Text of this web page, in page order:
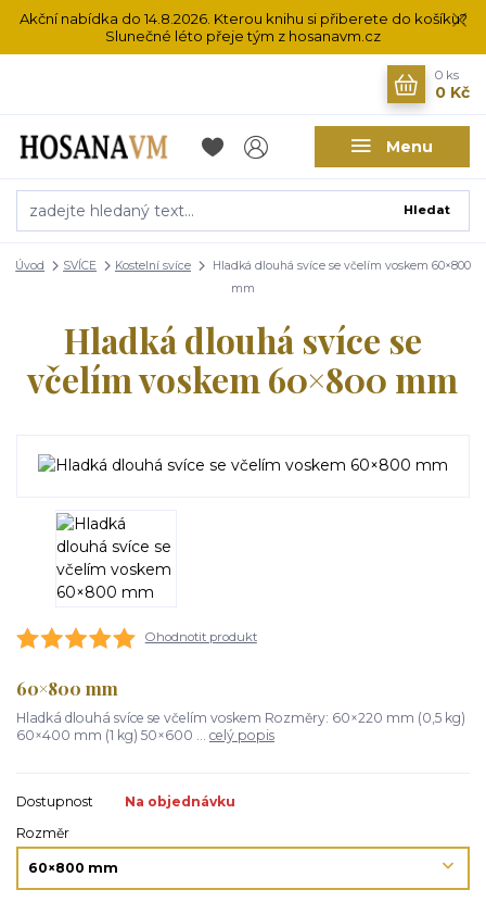
Akční nabídka do 14.8.2026. Kterou knihu si přiberete do košíku?
Slunečné léto přeje tým z hosanavm.cz
Menu
Hledat
0 ks
0 Kč
Úvod SVÍCE Kostelní svíce
Hladká dlouhá svíce se včelím voskem 60×800
mm
Hladká dlouhá svíce se
včelím voskem 60×800 mm
Ohodnotit produkt
60×800 mm
Hladká dlouhá svíce se včelím voskem Rozměry: 60×220 mm (0,5 kg)
60×400 mm (1 kg) 50×600 ... celý popis
Dostupnost
Na objednávku
Rozměr